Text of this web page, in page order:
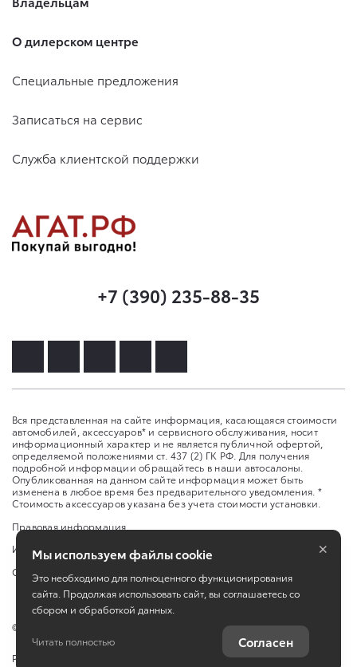
О дилерском центре
Специальные предложения
Записаться на сервис
Служба клиентской поддержки
+7 (390) 235-88-35
Вся представленная на сайте информация, касающаяся стоимости
автомобилей, аксессуаров* и сервисного обслуживания, носит
информационный характер и не является публичной офертой,
определяемой положениями ст. 437 (2) ГК РФ. Для получения
подробной информации обращайтесь в наши автосалоны.
Опубликованная на данном сайте информация может быть
изменена в любое время без предварительного уведомления. *
Стоимость аксессуаров указана без учета стоимости установки.
Правовая информация
Изменить настройку cookies
Сбросить cookie
©
Работает на технологиях
Мы используем файлы cookie
Это необходимо для полноценного функционирования
сайта. Продолжая использовать сайт, вы соглашаетесь со
сбором и обработкой данных.
Читать полностью Согласен
×